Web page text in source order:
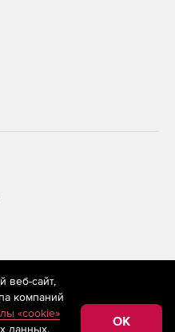
применяются
технологии
сбора,
относящихся к
веб-сайт,
компаний
«cookie»
данных,
OK